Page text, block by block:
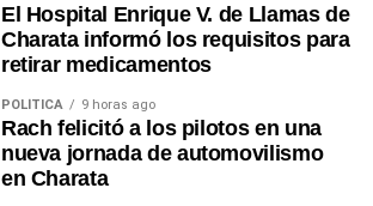
El Hospital Enrique V. de Llamas de
Charata informó los requisitos para
retirar medicamentos
POLÍTICA 9 horas ago
Rach felicitó a los pilotos en una
nueva jornada de automovilismo
en Charata